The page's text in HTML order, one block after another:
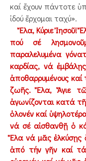
καί ἔχουν πάντοτε
ἰδού ἔρχομαι ταχύ».
Ἔλα, Κύριε Ἰησοῦ!
πού σέ
παραλελυμένα
καρδίας, νά
ἀποθαρρυμένους καί
ζωῆς. Ἔλα, Ἅγιε
ἀγωνίζονται κατά
ὁλονέν καί
νά σέ αἰσθανθῇ ὁ
Ἔλα νά μᾶς ἑλκύσῃς
ἀπό τήν γῆν καί